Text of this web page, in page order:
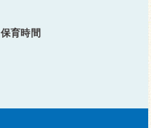
保育時間